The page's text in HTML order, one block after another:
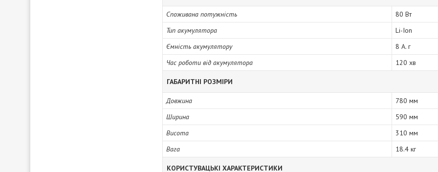
Споживана потужність
80 Вт
Тип акумулятора
Li-Ion
Ємність акумулятору
8 А. г
Час роботи від акумулятора
120 хв
ГАБАРИТНІ РОЗМІРИ
Довжина
780 мм
Ширина
590 мм
Висота
310 мм
Вага
18.4 кг
КОРИСТУВАЦЬКІ ХАРАКТЕРИСТИКИ